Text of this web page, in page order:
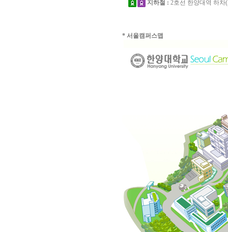
지하철 : 2호선 한양대역 하차
* 서울캠퍼스맵